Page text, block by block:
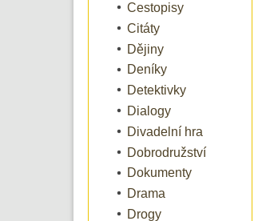
Cestopisy
Citáty
Dějiny
Deníky
Detektivky
Dialogy
Divadelní hra
Dobrodružství
Dokumenty
Drama
Drogy